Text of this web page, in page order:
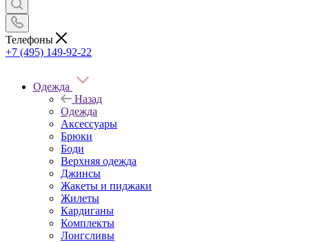
Телефоны
+7 (495) 149-92-22
Одежда
Назад
Одежда
Аксессуары
Брюки
Боди
Верхняя одежда
Джинсы
Жакеты и пиджаки
Жилеты
Кардиганы
Комплекты
Лонгсливы